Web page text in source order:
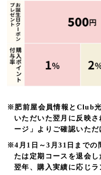
※肥前屋会員情報とClub
いただいた翌月に反映
ージ」よりご確認いただ
※4月1日～3月31日までの
たは定期コースを退会し
翌年、購入実績に応じラ